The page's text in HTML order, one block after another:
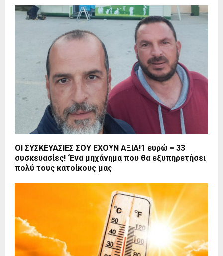
ΟΙ ΣΥΣΚΕΥΑΣΙΕΣ ΣΟΥ ΕΧΟΥΝ ΑΞΙΑ!1 ευρώ = 33
συσκευασίες! ‘Ενα μηχάνημα που θα εξυπηρετήσει
πολύ τους κατοίκους μας